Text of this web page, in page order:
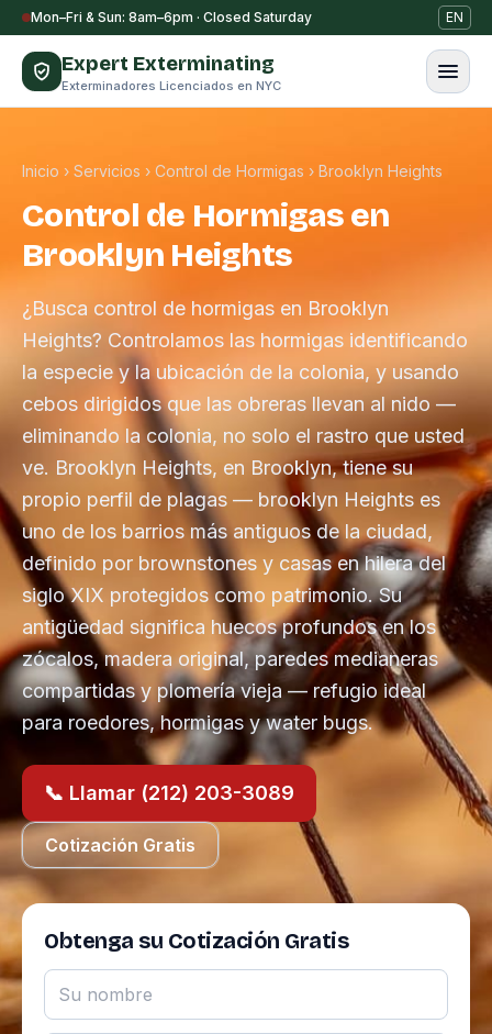
Saltar al contenido
Mon–Fri & Sun: 8am–6pm · Closed Saturday EN
Expert Exterminating
Exterminadores Licenciados en NYC
Inicio › Servicios › Control de Hormigas › Brooklyn Heights
Control de Hormigas en
Brooklyn Heights
¿Busca control de hormigas en Brooklyn
Heights? Controlamos las hormigas identificando
la especie y la ubicación de la colonia, y usando
cebos dirigidos que las obreras llevan al nido —
eliminando la colonia, no solo el rastro que usted
ve. Brooklyn Heights, en Brooklyn, tiene su
propio perfil de plagas — brooklyn Heights es
uno de los barrios más antiguos de la ciudad,
definido por brownstones y casas en hilera del
siglo XIX protegidos como patrimonio. Su
antigüedad significa huecos profundos en los
zócalos, madera original, paredes medianeras
compartidas y plomería vieja — refugio ideal
para roedores, hormigas y water bugs.
📞 Llamar (212) 203-3089
Cotización Gratis
Obtenga su Cotización Gratis